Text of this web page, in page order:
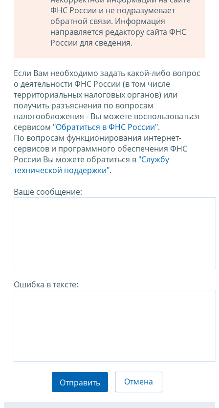
ФНС России и не подразумевает
обратной связи. Информация
направляется редактору сайта ФНС
России для сведения.
Если Вам необходимо задать какой-либо вопрос
о деятельности ФНС России (в том числе
территориальных налоговых органов) или
получить разъяснения по вопросам
налогообложения - Вы можете воспользоваться
сервисом "Обратиться в ФНС России".
По вопросам функционирования интернет-
сервисов и программного обеспечения ФНС
России Вы можете обратиться в "Службу
технической поддержки".
Ваше сообщение:
Ошибка в тексте:
Отправить Отмена